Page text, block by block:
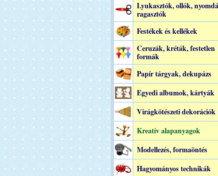
Lyukasztók, ollók,
ragasztók
Festékek és kellékek
Ceruzák, kréták, festetlen
formák
Papír tárgyak, dekupázs
Egyedi albumok, kártyák
Virágkötészeti dekorációk
Kreatív alapanyagok
Modellezés, formaöntés
Hagyományos technikák